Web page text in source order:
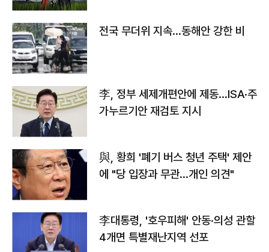
전국 무더위 지속…동해안 강한 비
李, 정부 세제개편안에 제동…ISA·주
가누르기안 재검토 지시
與, 황희 '폐기 버스 청년 주택' 제안
에 "당 입장과 무관…개인 의견"
李대통령, '호우피해' 안동·의성 관할
4개면 특별재난지역 선포